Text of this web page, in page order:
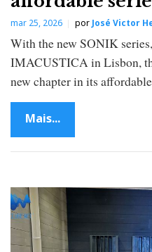
mar 25, 2026 por José Victor
With the new SONIK
IMACUSTICA in Lisbon,
new chapter in its
Mais...